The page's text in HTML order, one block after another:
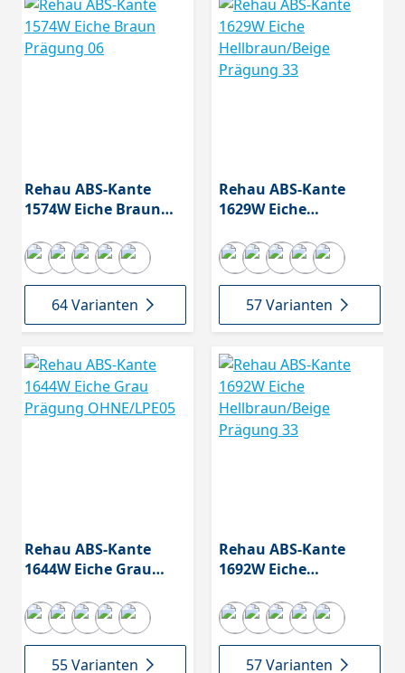
Rehau ABS-Kante
1574W Eiche Braun
64 Varianten
Rehau ABS-Kante
1629W Eiche
Prägung 33
57 Varianten
Rehau ABS-Kante
1644W Eiche Grau
55 Varianten
Rehau ABS-Kante
1692W Eiche
Prägung 33
57 Varianten